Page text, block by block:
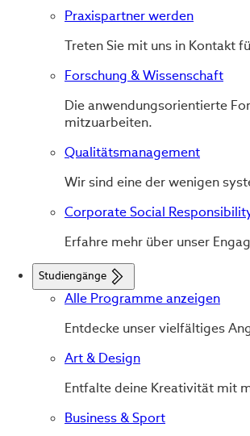
Praxispartner werden
Treten Sie mit uns in Kontakt
Forschung & Wissenschaft
Die anwendungsorientierte
mitzuarbeiten.
Qualitätsmanagement
Wir sind eine der wenigen
Corporate Social
Erfahre mehr über unser
Studiengänge
Alle Programme anzeigen
Entdecke unser vielfältiges
Art & Design
Entfalte deine Kreativität mit
Business & Sport